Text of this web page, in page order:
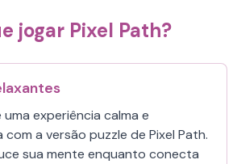
jogar Pixel Path?
experiência calma e
a versão puzzle de Pixel Path.
sua mente enquanto conecta